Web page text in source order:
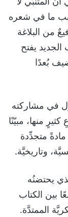
ما في شعره
من البلاغة
الجديد يفتح
بُعدًا
في مشاركته
منها، مبيّنًا
متجدِّدة
وتاريخيَّة.
يحتضنُه
للكتاب 2025، جامعًا بين الكتاب
الممتدَّة.